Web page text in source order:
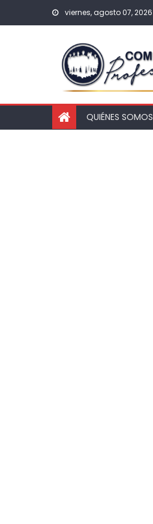
viernes, agosto 07, 2026
QUIÉNES SOMOS